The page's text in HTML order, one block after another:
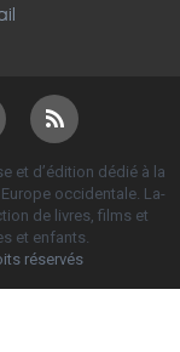
et d’édition dédié à la
occidentale. La-
de livres, films et
et enfants.
réservés